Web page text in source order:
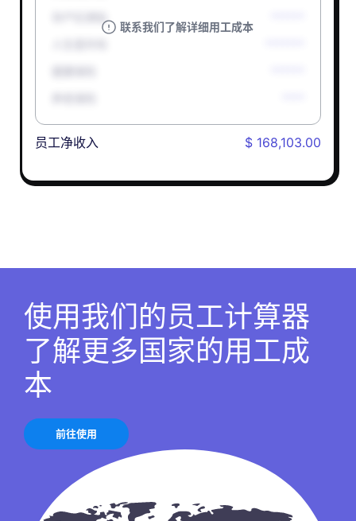
联系我们了解详细用工成本
孕产妇津贴
员工净收入 $ 168,103.00
使用我们的员工计算器
了解更多国家的用工成
本
前往使用